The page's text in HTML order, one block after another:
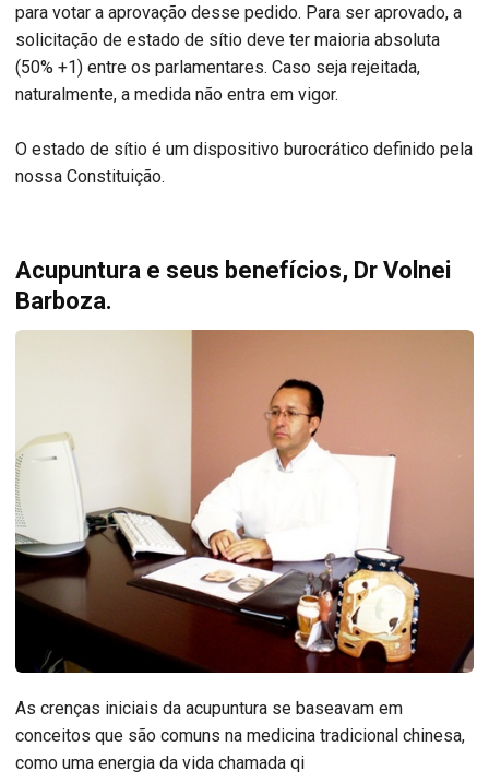
para votar a aprovação desse pedido. Para ser aprovado, a
solicitação de estado de sítio deve ter maioria absoluta
(50% +1) entre os parlamentares. Caso seja rejeitada,
naturalmente, a medida não entra em vigor.
O estado de sítio é um dispositivo burocrático definido pela
nossa Constituição.
Acupuntura e seus benefícios, Dr Volnei
Barboza.
As crenças iniciais da acupuntura se baseavam em
conceitos que são comuns na medicina tradicional chinesa,
como uma energia da vida chamada qi